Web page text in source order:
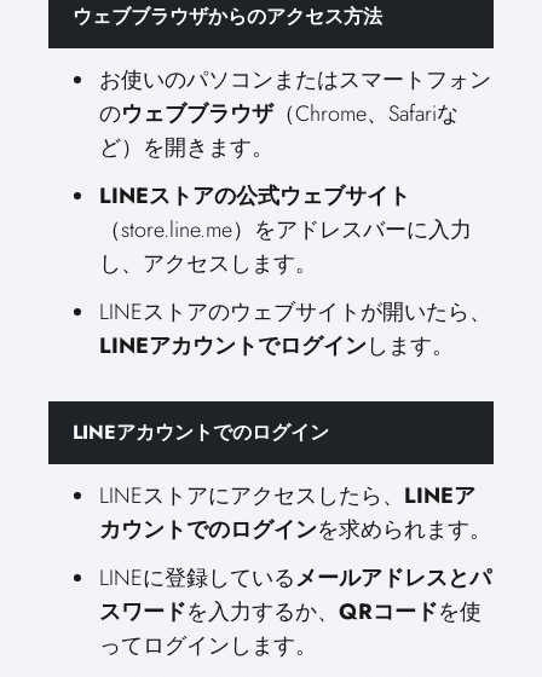
ウェブブラウザからのアクセス方法
お使いのパソコンまたはスマートフォン
のウェブブラウザ（Chrome、Safariな
ど）を開きます。
LINEストアの公式ウェブサイト
（store.line.me）をアドレスバーに入力
し、アクセスします。
LINEストアのウェブサイトが開いたら、
LINEアカウントでログインします。
LINEアカウントでのログイン
LINEストアにアクセスしたら、 LINEア
カウントでのログインを求められます。
LINEに登録しているメールアドレスとパ
スワードを入力するか、 QRコードを使
ってログインします。